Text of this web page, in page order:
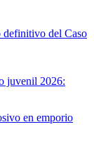
del Caso
juvenil 2026:
en emporio